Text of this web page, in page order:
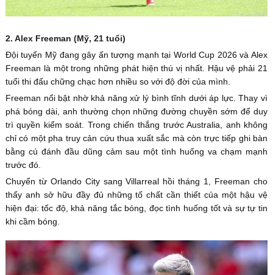
2. Alex Freeman (Mỹ, 21 tuổi)
Đội tuyển Mỹ đang gây ấn tượng mạnh tại World Cup 2026 và Alex
Freeman là một trong những phát hiện thú vị nhất. Hậu vệ phải 21
tuổi thi đấu chững chạc hơn nhiều so với độ đời của mình.
Freeman nổi bật nhờ khả năng xử lý bình tĩnh dưới áp lực. Thay vì
phá bóng dài, anh thường chọn những đường chuyền sớm để duy
trì quyền kiểm soát. Trong chiến thắng trước Australia, anh không
chỉ có một pha truy cản cứu thua xuất sắc mà còn trực tiếp ghi bàn
bằng cú đánh đầu dũng cảm sau một tình huống va chạm mạnh
trước đó.
Chuyển từ Orlando City sang Villarreal hồi tháng 1, Freeman cho
thấy anh sở hữu đầy đủ những tố chất cần thiết của một hậu vệ
hiện đại: tốc độ, khả năng tắc bóng, đọc tình huống tốt và sự tự tin
khi cầm bóng.